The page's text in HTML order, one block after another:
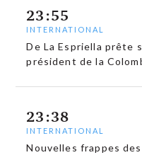
23:55
INTERNATIONAL
De La Espriella prête
président de la
23:38
INTERNATIONAL
Nouvelles frappes